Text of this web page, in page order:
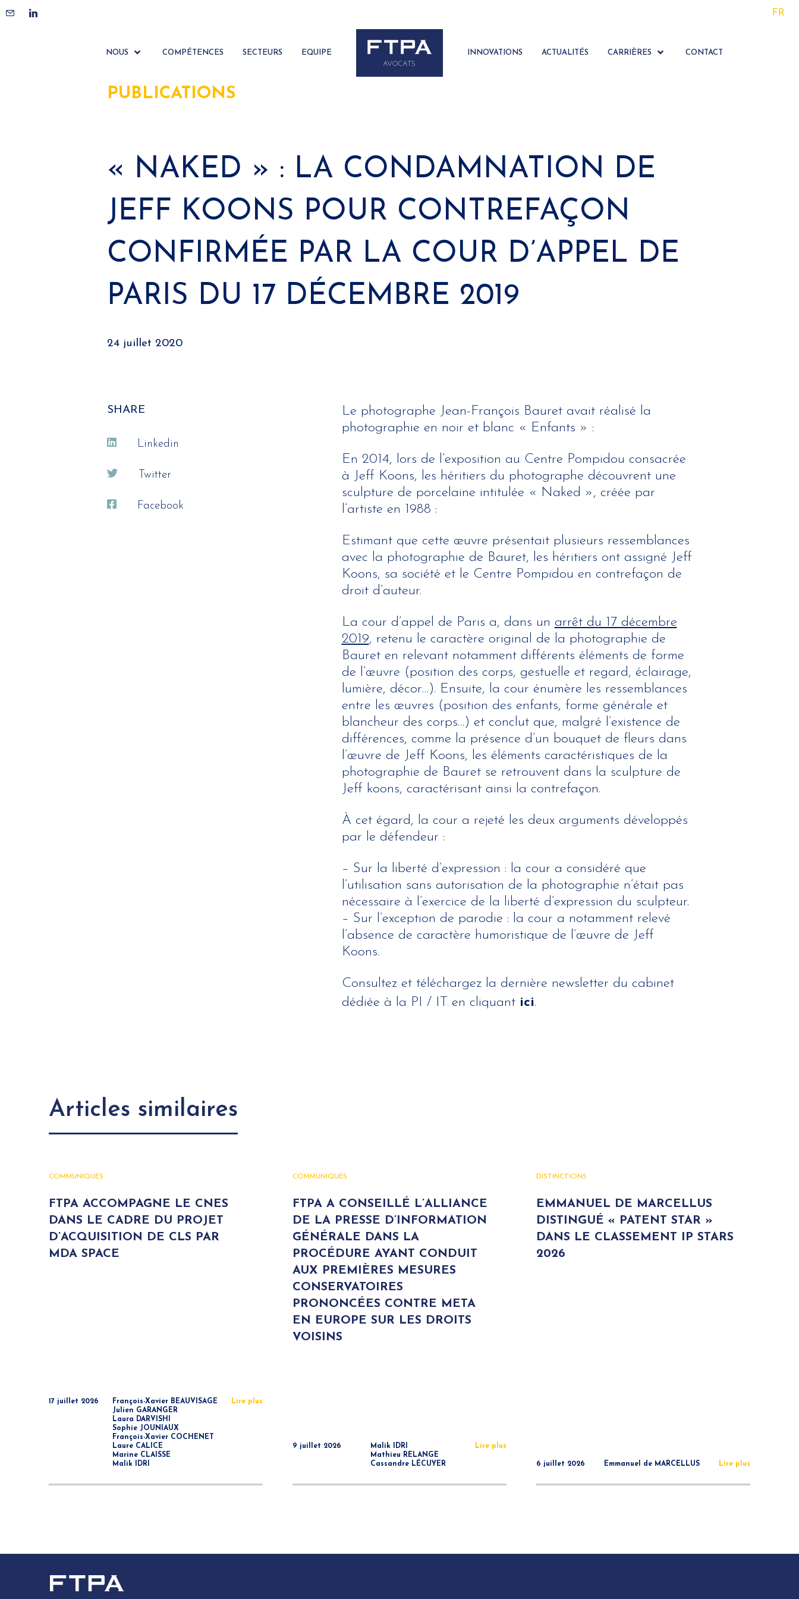
FR
NOUS COMPÉTENCES SECTEURS EQUIPE INNOVATIONS ACTUALITÉS CARRIÈRES CONTACT
PUBLICATIONS
« NAKED » : LA CONDAMNATION DE
JEFF KOONS POUR CONTREFAÇON
CONFIRMÉE PAR LA COUR D’APPEL DE
PARIS DU 17 DÉCEMBRE 2019
24 juillet 2020
SHARE
Linkedin
Twitter
Facebook
Le photographe Jean-François Bauret avait réalisé la
photographie en noir et blanc « Enfants » :
En 2014, lors de l’exposition au Centre Pompidou consacrée
à Jeff Koons, les héritiers du photographe découvrent une
sculpture de porcelaine intitulée « Naked », créée par
l’artiste en 1988 :
Estimant que cette œuvre présentait plusieurs ressemblances
avec la photographie de Bauret, les héritiers ont assigné Jeff
Koons, sa société et le Centre Pompidou en contrefaçon de
droit d’auteur.
La cour d’appel de Paris a, dans un arrêt du 17 décembre
2019, retenu le caractère original de la photographie de
Bauret en relevant notamment différents éléments de forme
de l’œuvre (position des corps, gestuelle et regard, éclairage,
lumière, décor…). Ensuite, la cour énumère les ressemblances
entre les œuvres (position des enfants, forme générale et
blancheur des corps…) et conclut que, malgré l’existence de
différences, comme la présence d’un bouquet de fleurs dans
l’œuvre de Jeff Koons, les éléments caractéristiques de la
photographie de Bauret se retrouvent dans la sculpture de
Jeff koons, caractérisant ainsi la contrefaçon.
À cet égard, la cour a rejeté les deux arguments développés
par le défendeur :
– Sur la liberté d’expression : la cour a considéré que
l’utilisation sans autorisation de la photographie n’était pas
nécessaire à l’exercice de la liberté d’expression du sculpteur.
– Sur l’exception de parodie : la cour a notamment relevé
l’absence de caractère humoristique de l’œuvre de Jeff
Koons.
Consultez et téléchargez la dernière newsletter du cabinet
dédiée à la PI / IT en cliquant ici.
Articles similaires
COMMUNIQUÉS
FTPA ACCOMPAGNE LE CNES
DANS LE CADRE DU PROJET
D’ACQUISITION DE CLS PAR
MDA SPACE
17 juillet 2026
François-Xavier BEAUVISAGE
Julien GARANGER
Laura DARVISHI
Sophie JOUNIAUX
François-Xavier COCHENET
Laure CALICE
Marine CLAISSE
Malik IDRI
Lire plus
COMMUNIQUÉS
FTPA A CONSEILLÉ L’ALLIANCE
DE LA PRESSE D’INFORMATION
GÉNÉRALE DANS LA
PROCÉDURE AYANT CONDUIT
AUX PREMIÈRES MESURES
CONSERVATOIRES
PRONONCÉES CONTRE META
EN EUROPE SUR LES DROITS
VOISINS
9 juillet 2026
Malik IDRI
Mathieu RELANGE
Cassandre LÉCUYER
Lire plus
DISTINCTIONS
EMMANUEL DE MARCELLUS
DISTINGUÉ « PATENT STAR »
DANS LE CLASSEMENT IP STARS
2026
6 juillet 2026 Emmanuel de MARCELLUS Lire plus